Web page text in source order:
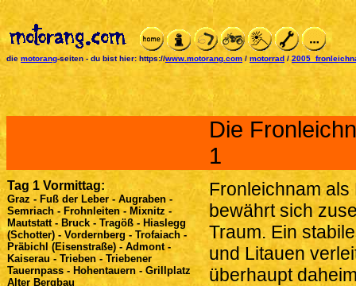
die motorang-seiten - du bist hier: https://www.motorang.com / motorrad /
Die
1
Tag 1 Vormittag:
Graz - Fuß der Leber - Augraben -
Semriach - Frohnleiten - Mixnitz -
Mautstatt - Bruck - Tragöß - Hiaslegg
(Schotter) - Vordernberg - Trofaiach -
Präbichl (Eisenstraße) - Admont -
Kaiserau - Trieben - Triebener
Tauernpass - Hohentauern - Grillplatz
Alter Bergbau
Fronleichnam als
bewährt sich
Traum. Ein
und Litauen
überhaupt